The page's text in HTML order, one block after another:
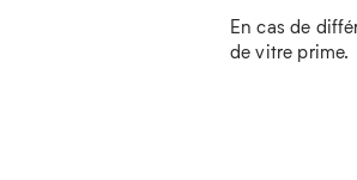
En cas de
de vitre prime.